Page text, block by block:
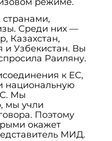
Среди них —
Казахстан,
и Узбекистан. Вы
Раиляну.
к ЕС,
национальную
Мы
мы учли
Поэтому
окажет
МИД.